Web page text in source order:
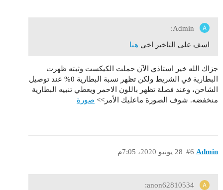
اسف على التاخير اخي هنا
جزاك الله خير استاذي الآن حملت الكيكست وثبته ظهرت
البطارية في الشريط ولكن تظهر نسبة البطارية 0% عند توصيل
الشاحن، وعند فصلة تظهر باللون الاحمر ويعطي تنبيه البطارية
منخفضه. شوف الصورة ماعليك الأمر>> صورة
Admin 28 يونيو 2020، 7:05م #6